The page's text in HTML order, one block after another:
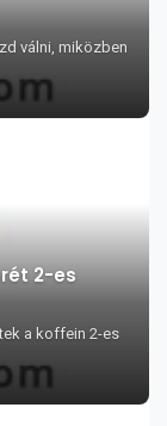
válni, miközben
2-es
a koffein 2-es